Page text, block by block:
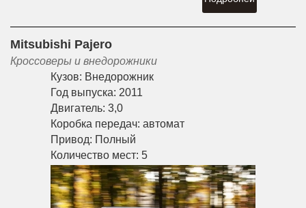
Mitsubishi Pajero
Кроссоверы и внедорожники
Кузов: Внедорожник
Год выпуска: 2011
Двигатель: 3,0
Коробка передач: автомат
Привод: Полный
Количество мест: 5